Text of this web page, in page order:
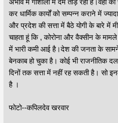
अभाव में गौशाला में दम तोड़ रही हैं।वहां
कर धार्मिक कार्यों को सम्पन्न कराने में
और प्रदेश की सत्ता में बैठे योगी के बारे में
चाहता हूं कि , कोरोना और वैक्सीन के
में भारी कमी आई है।देश की जनता के
बेनकाब हो चुका है। कोई भी
दिनों तक सत्ता में नहीं रह सकती है। सो
है ।
फोटो--कपिलदेव खरवार